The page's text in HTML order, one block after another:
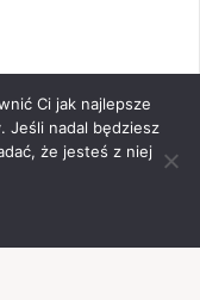
Ci jak najlepsze
Jeśli nadal będziesz
że jesteś z niej